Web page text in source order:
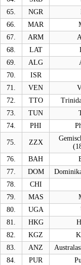
65.
NGR
66.
MAR
67.
ARM
68.
LAT
69.
ALG
70.
ISR
71.
VEN
72.
TTO
73.
TUN
74.
PHI
75. ZZX
76. BAH
77.
DOM
78.
CHI
79.
MAS
80.
UGA
81.
HKG
82.
KGZ
83.
ANZ
84.
PUR